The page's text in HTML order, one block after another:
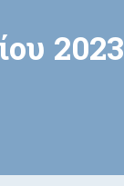
2023